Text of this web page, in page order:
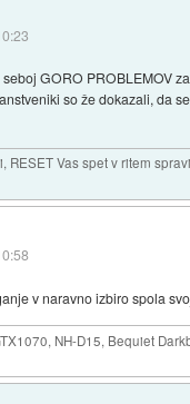
GORO PROBLEMOV
so že dokazali, da
RESET Vas spet v ritem
v naravno izbiro spola
NH-D15, Bequiet